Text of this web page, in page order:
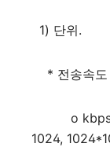
1) 단위.
* 전송속도
o kbps,
1024,